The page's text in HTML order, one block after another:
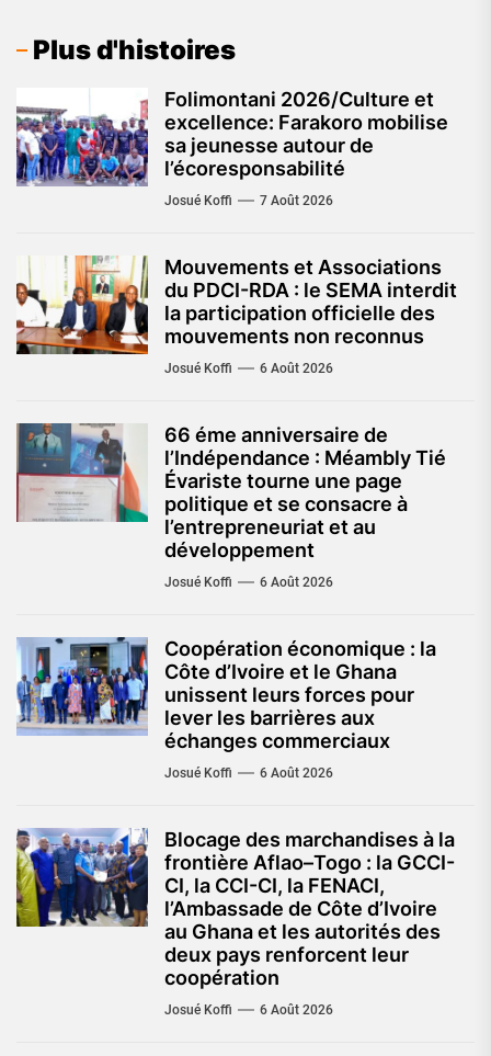
Plus d'histoires
Folimontani 2026/Culture et
excellence: Farakoro mobilise
sa jeunesse autour de
l’écoresponsabilité
Josué Koffi 7 Août 2026
Mouvements et Associations
du PDCI-RDA : le SEMA interdit
la participation officielle des
mouvements non reconnus
Josué Koffi 6 Août 2026
66 éme anniversaire de
l’Indépendance : Méambly Tié
Évariste tourne une page
politique et se consacre à
l’entrepreneuriat et au
développement
Josué Koffi 6 Août 2026
Coopération économique : la
Côte d’Ivoire et le Ghana
unissent leurs forces pour
lever les barrières aux
échanges commerciaux
Josué Koffi 6 Août 2026
Blocage des marchandises à la
frontière Aflao–Togo : la GCCI-
CI, la CCI-CI, la FENACI,
l’Ambassade de Côte d’Ivoire
au Ghana et les autorités des
deux pays renforcent leur
coopération
Josué Koffi 6 Août 2026